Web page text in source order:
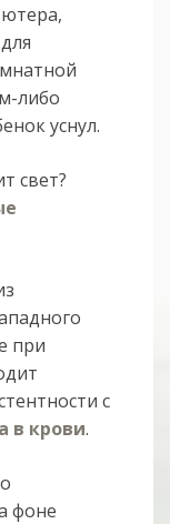
либо
уснул.
свет?
при
с
в крови.
фоне